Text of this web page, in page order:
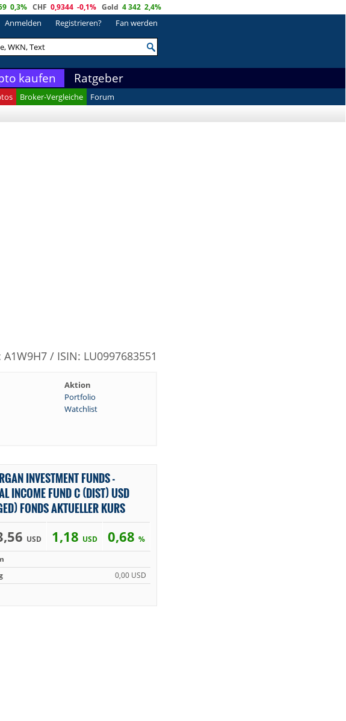
0,3% CHF 0,9344 -0,1% Gold 4 342 2,4%
Anmelden Registrieren? Fan werden
kaufen Ratgeber
Broker-Vergleiche
Forum
A1W9H7 / ISIN: LU0997683551
Aktion
Portfolio
Watchlist
INVESTMENT FUNDS -
INCOME FUND C (DIST) USD
FONDS AKTUELLER KURS
USD 1,18 USD 0,68 %
0,00 USD